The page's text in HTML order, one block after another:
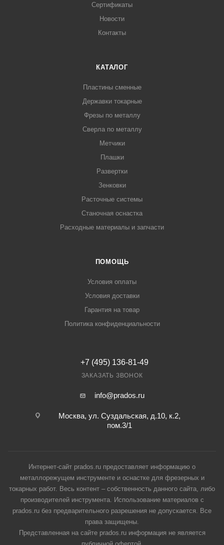
Сертификаты
Новости
Контакты
КАТАЛОГ
Пластины сменные
Державки токарные
Фрезы по металлу
Сверла по металлу
Метчики
Плашки
Развертки
Зенковки
Расточные системы
Станочная оснастка
Расходные материалы и запчасти
ПОМОЩЬ
Условия оплаты
Условия доставки
Гарантия на товар
Политика конфиденциальности
+7 (495) 136-81-49
ЗАКАЗАТЬ ЗВОНОК
info@prados.ru
Москва, ул. Суздальская, д.10, к.2,
пом.3/1
Интернет-сайт prados.ru предоставляет информацию о
металлорежущем инструменте и оснастке для фрезерных и
токарных работ. Весь контент – собственность данного сайта, либо
производителей инструмента. Использование материалов с
prados.ru без предварительного разрешения не допускается. Все
права защищены.
Представленная на сайте prados.ru информация не является